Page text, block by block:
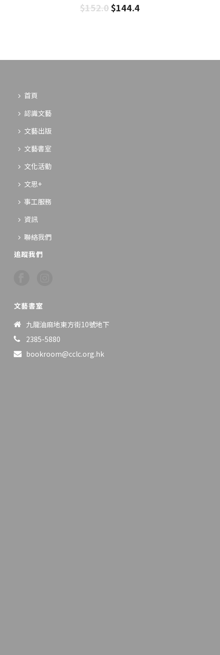
$152.0$144.4
首頁
認識文藝
文藝出版
文藝書室
文化活動
文思+
事工服務
資訊
聯絡我們
追蹤我們
文藝書室
九龍油麻地東方街10號地下
2385-5880
bookroom@cclc.org.hk